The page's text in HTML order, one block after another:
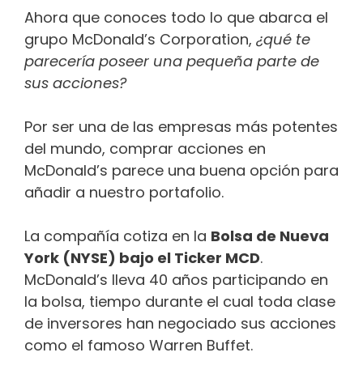
Ahora que conoces todo lo que abarca el
grupo McDonald’s Corporation, ¿qué te
parecería poseer una pequeña parte de
sus acciones?
Por ser una de las empresas más potentes
del mundo, comprar acciones en
McDonald’s parece una buena opción para
añadir a nuestro portafolio.
La compañía cotiza en la Bolsa de Nueva
York (NYSE) bajo el Ticker MCD.
McDonald’s lleva 40 años participando en
la bolsa, tiempo durante el cual toda clase
de inversores han negociado sus acciones
como el famoso Warren Buffet.